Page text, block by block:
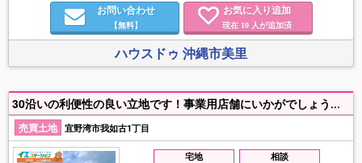
お問い合わせ
【無料】
お気に入り追加
現在 10人が追加済
ハウスドゥ 沖縄市美里
30沿いの利便性の良い立地です！事業用店舗にいかがでしょうか？ご見学も可能となっておりますのでお気軽にお問合せ下さいませ。
売買土地 宜野湾市我如古1丁目
宅地 相談